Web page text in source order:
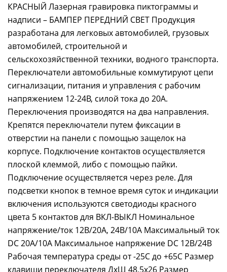
КРАСНЫЙ Лазерная гравировка пиктограммы и
надписи – БАМПЕР ПЕРЕДНИЙ СВЕТ Продукция
разработана для легковых автомобилей, грузовых
автомобилей, строительной и
сельскохозяйственной техники, водного транспорта.
Переключатели автомобильные коммутируют цепи
сигнализации, питания и управления с рабочим
напряжением 12-24В, силой тока до 20А.
Переключения производятся на два направления.
Крепятся переключатели путем фиксации в
отверстии на панели с помощью защелок на
корпусе. Подключение контактов осуществляется
плоской клеммой, либо с помощью пайки.
Подключение осуществляется через реле. Для
подсветки кнопок в темное время суток и индикации
включения используются светодиоды красного
цвета 5 контактов для ВКЛ-ВЫКЛ Номинальное
напряжение/ток 12В/20А, 24В/10А Максимальный ток
DC 20А/10А Максимальное напряжение DC 12В/24В
Рабочая температура среды от -25С до +65С Размер
клавиши переключателя ДхШ 48,5х26 Размер